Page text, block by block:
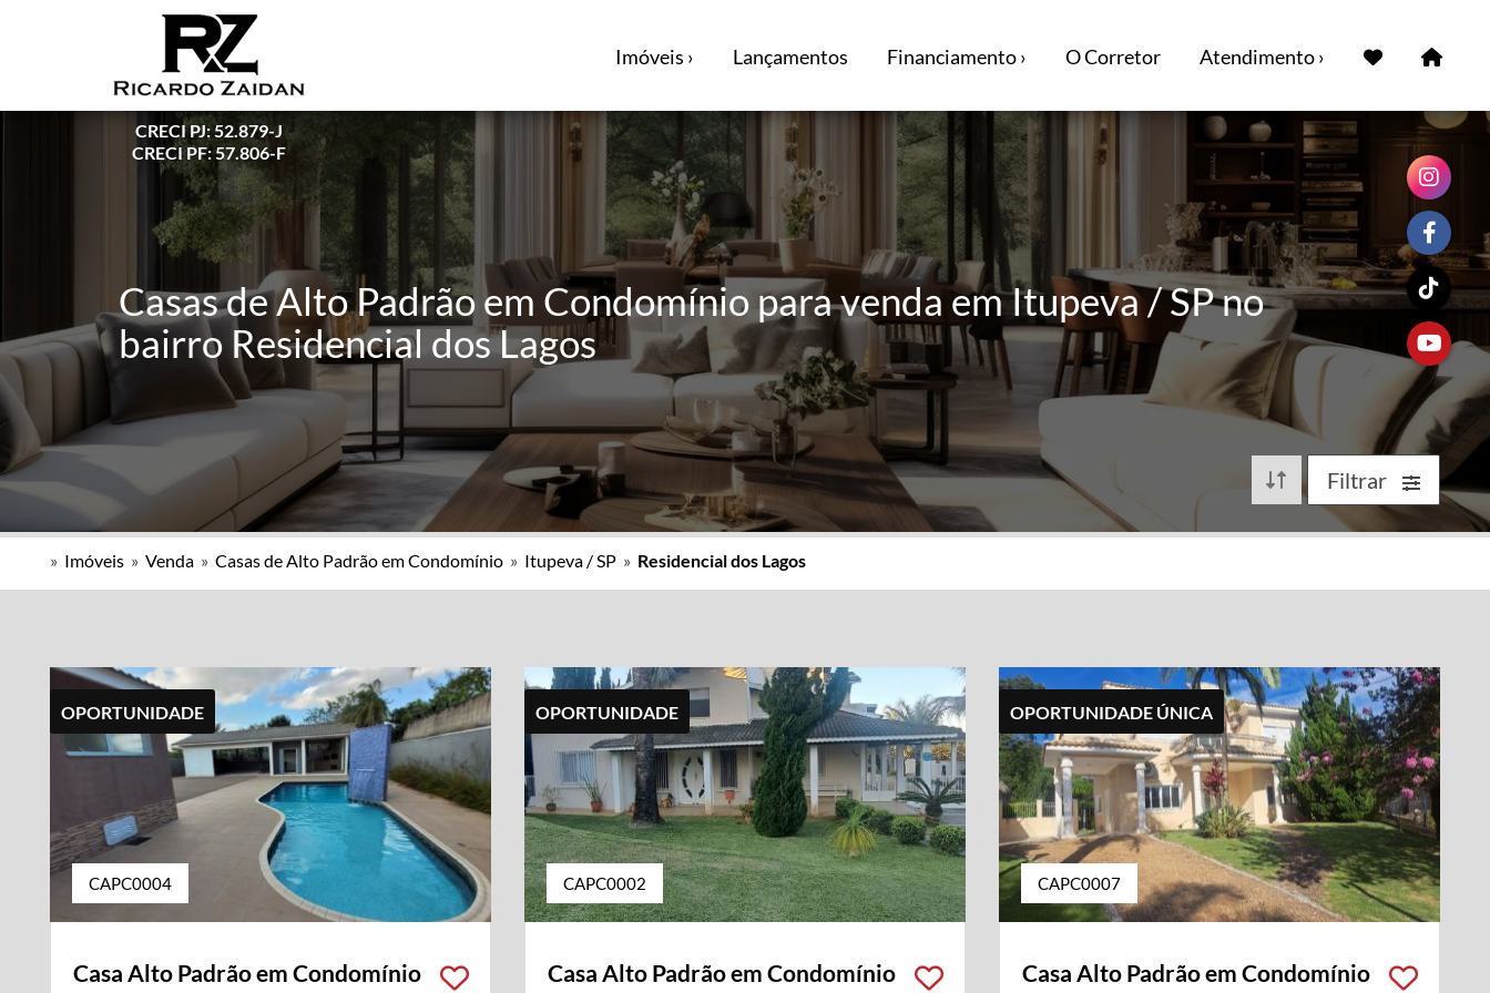
CRECI PJ: 52.879-J
CRECI PF: 57.806-F
Imóveis › Lançamentos Financiamento › O Corretor Atendimento ›
Casas de Alto Padrão em Condomínio para venda em Itupeva / SP no
bairro Residencial dos Lagos
Filtrar
» Imóveis » Venda » Casas de Alto Padrão em Condomínio » Itupeva / SP » Residencial dos Lagos
OPORTUNIDADE
CAPC0004
Casa Alto Padrão em Condomínio
OPORTUNIDADE
CAPC0002
Casa Alto Padrão em Condomínio
OPORTUNIDADE ÚNICA
CAPC0007
Casa Alto Padrão em Condomínio